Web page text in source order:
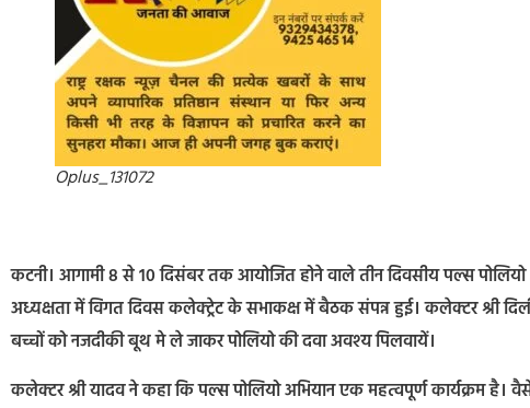
Oplus_131072
कटनी। आगामी 8 से 10 दिसंबर तक आयोजित होने वाले तीन दिवसीय पल्स
अध्यक्षता में विगत दिवस कलेक्ट्रेट के सभाकक्ष में बैठक संपन्न हुई। कलेक्टर श्री
बच्चों को नजदीकी बूथ मे ले जाकर पोलियो की दवा अवश्य पिलवायें।
कलेक्टर श्री यादव ने कहा कि पल्स पोलियो अभियान एक महत्वपूर्ण कार्यक्रम है।